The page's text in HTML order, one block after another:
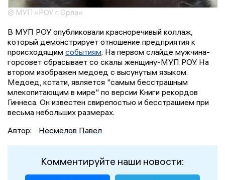
© МУП «РОУ г. Орла»
В МУП РОУ опубликовали красноречивый коллаж,
который демонстрирует отношение предприятия к
происходящим событиям. На первом слайде мужчина-
горсовет сбрасывает со скалы женщину-МУП РОУ. На
втором изображен медоед с высунутым языком.
Медоед, кстати, является "самым бесстрашным
млекопитающим в мире" по версии Книги рекордов
Гиннеса. Он известен свирепостью и бесстрашием при
весьма небольших размерах.
Автор:
Несмелов Павел
Комментируйте наши новости: